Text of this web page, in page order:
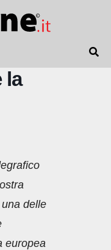
la
delle
europea